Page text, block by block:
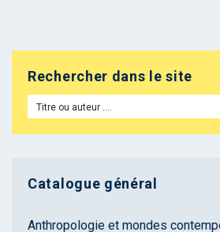
Rechercher dans le site
Catalogue général
Anthropologie et mondes